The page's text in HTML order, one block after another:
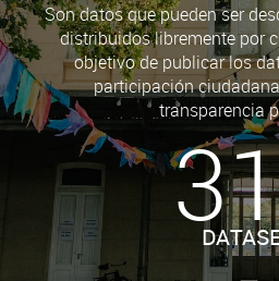
Son datos que pueden ser
distribuidos libremente por
objetivo de publicar los
participación
transparencia